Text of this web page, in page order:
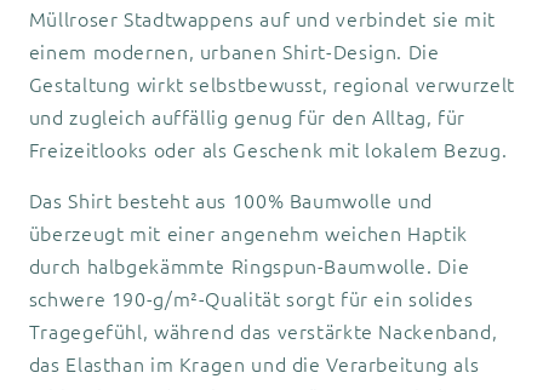
Müllroser Stadtwappens auf und verbindet sie mit
einem modernen, urbanen Shirt-Design. Die
Gestaltung wirkt selbstbewusst, regional verwurzelt
und zugleich auffällig genug für den Alltag, für
Freizeitlooks oder als Geschenk mit lokalem Bezug.
Das Shirt besteht aus 100% Baumwolle und
überzeugt mit einer angenehm weichen Haptik
durch halbgekämmte Ringspun-Baumwolle. Die
schwere 190-g/m²-Qualität sorgt für ein solides
Tragegefühl, während das verstärkte Nackenband,
das Elasthan im Kragen und die Verarbeitung als